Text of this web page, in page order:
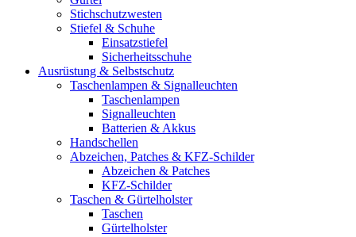
Stichschutzwesten
Stiefel & Schuhe
Einsatzstiefel
Sicherheitsschuhe
Ausrüstung & Selbstschutz
Taschenlampen & Signalleuchten
Taschenlampen
Signalleuchten
Batterien & Akkus
Handschellen
Abzeichen, Patches & KFZ-Schilder
Abzeichen & Patches
KFZ-Schilder
Taschen & Gürtelholster
Taschen
Gürtelholster